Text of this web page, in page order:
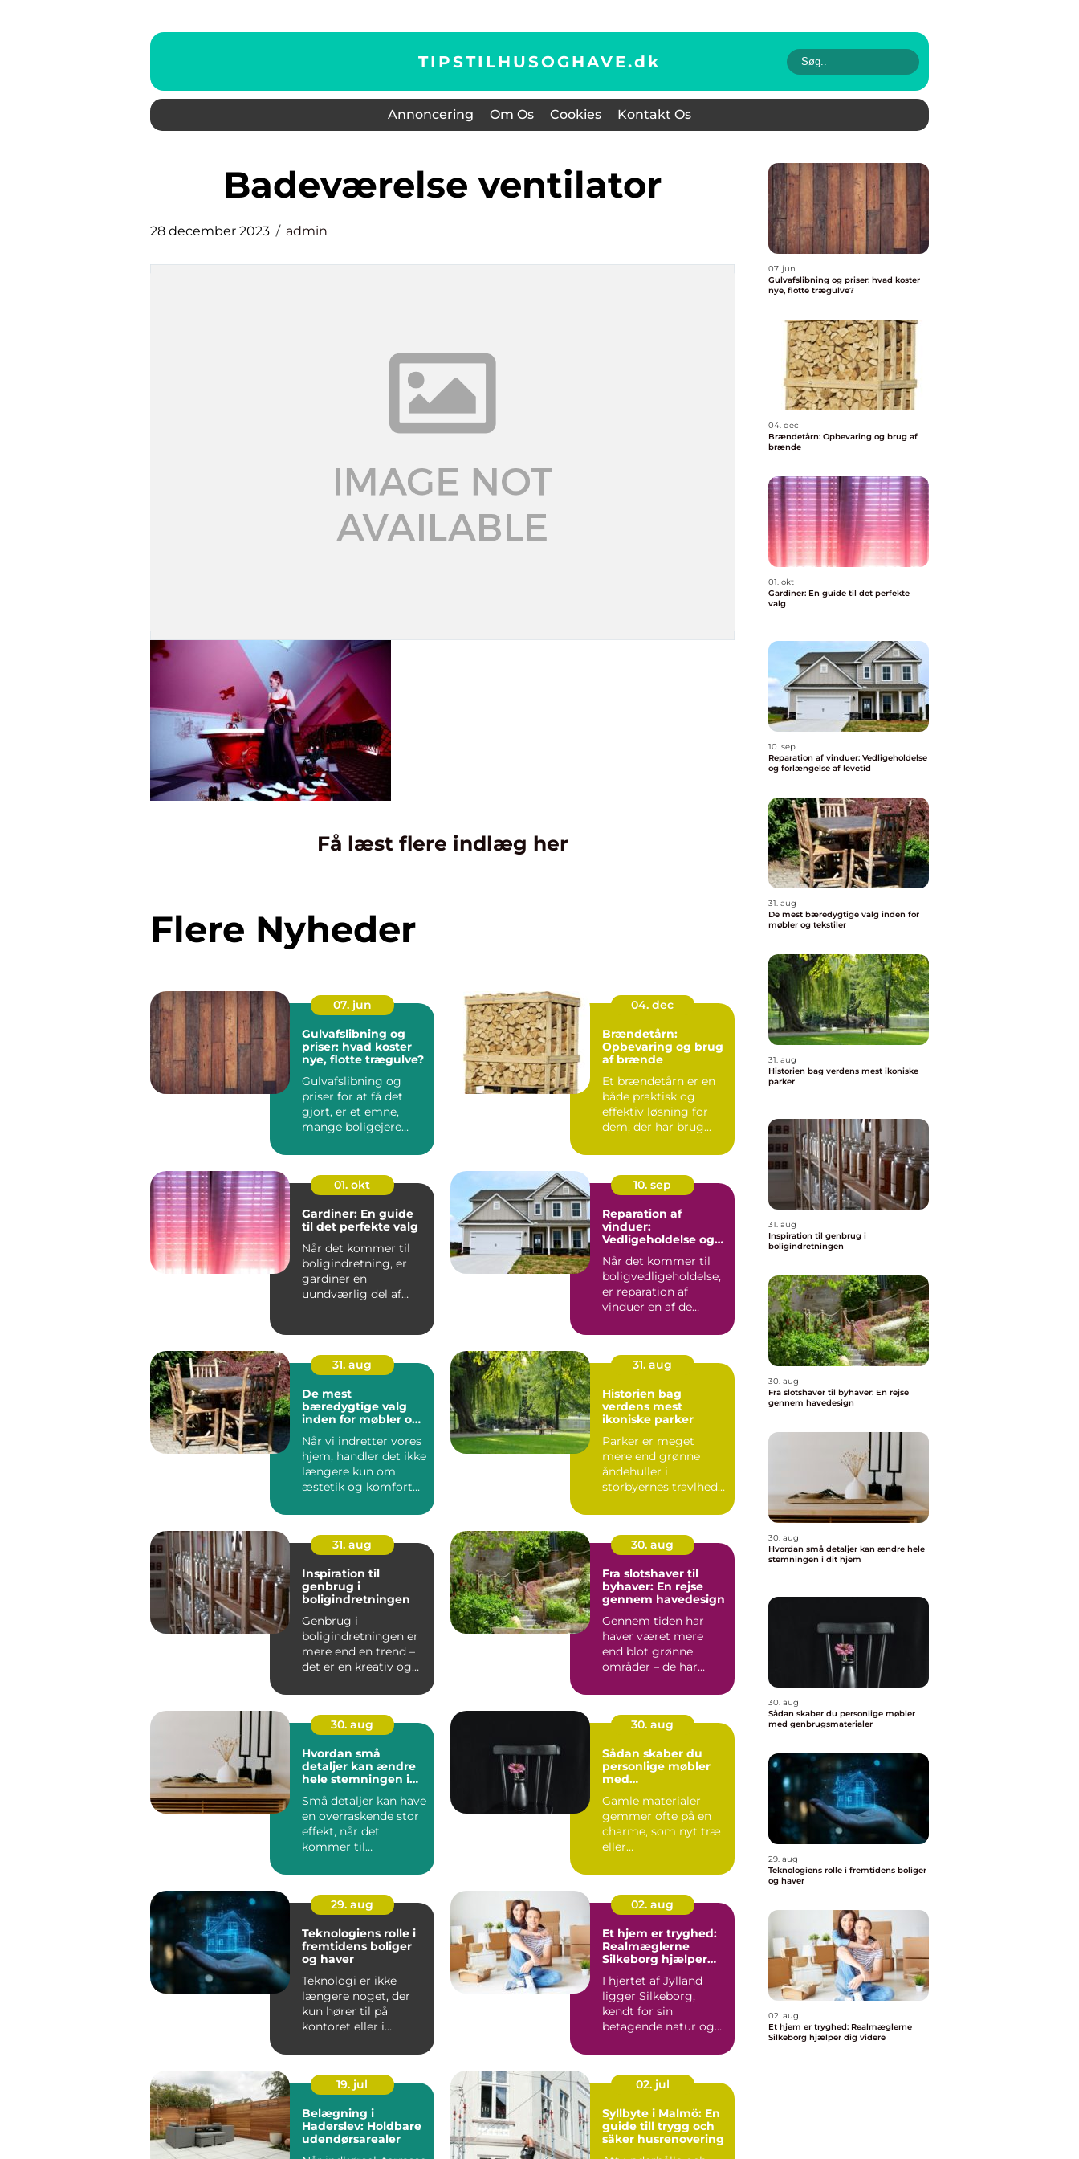
TIPSTILHUSOGHAVE.dk
Annoncering Om Os Cookies Kontakt Os
badeværelse ventilator
28 december 2023 admin
Få læst flere indlæg her
Flere Nyheder
07. jun
Gulvafslibning og
priser: hvad koster
nye, flotte trægulve?
Gulvafslibning og
priser for at få det
gjort, er et emne,
mange boligejere
04. dec
Brændetårn:
Opbevaring og brug
af brænde
Et brændetårn er en
både praktisk og
effektiv løsning for
dem, der har brug...
01. okt
Gardiner: En guide
til det perfekte valg
Når det kommer til
boligindretning, er
gardiner en
uundværlig del af
10. sep
Reparation af
vinduer:
Vedligeholdelse og
levetid
Når det kommer til
boligvedligeholdelse,
er reparation af
vinduer en af de
31. aug
De mest
bæredygtige valg
inden for møbler og
Når vi indretter vores
hjem, handler det ikke
længere kun om
æstetik og komfort
31. aug
Historien bag
verdens mest
ikoniske parker
Parker er meget
mere end grønne
åndehuller i
storbyernes travlhed –
31. aug
Inspiration til
genbrug i
boligindretningen
Genbrug i
boligindretningen er
mere end en trend –
det er en kreativ og
30. aug
Fra slotshaver til
byhaver: En rejse
gennem havedesign
Gennem tiden har
haver været mere
end blot grønne
områder – de har
30. aug
Hvordan små
detaljer kan ændre
hele stemningen i
Små detaljer kan have
en overraskende stor
effekt, når det
kommer til
30. aug
Sådan skaber du
personlige møbler
med
Gamle materialer
gemmer ofte på en
charme, som nyt træ
eller
dele sj...
29. aug
Teknologiens rolle i
fremtidens boliger
og haver
Teknologi er ikke
længere noget, der
kun hører til på
kontoret eller i
02. aug
Et hjem er tryghed:
Realmæglerne
Silkeborg hjælper
I hjertet af Jylland
ligger Silkeborg,
kendt for sin
betagende natur og
Når...
19. jul
Belægning i
Haderslev: Holdbare
udendørsarealer
02. jul
Syllbyte i Malmö: En
guide till trygg och
säker husrenovering
07. jun
Gulvafslibning og priser: hvad koster
nye, flotte trægulve?
04. dec
Brændetårn: Opbevaring og brug af
brænde
01. okt
Gardiner: En guide til det perfekte
valg
10. sep
Reparation af vinduer: Vedligeholdelse
og forlængelse af levetid
31. aug
De mest bæredygtige valg inden for
møbler og tekstiler
31. aug
Historien bag verdens mest ikoniske
parker
31. aug
Inspiration til genbrug i
boligindretningen
30. aug
Fra slotshaver til byhaver: En rejse
gennem havedesign
30. aug
Hvordan små detaljer kan ændre hele
stemningen i dit hjem
30. aug
Sådan skaber du personlige møbler
med genbrugsmaterialer
29. aug
Teknologiens rolle i fremtidens boliger
og haver
02. aug
Et hjem er tryghed: Realmæglerne
Silkeborg hjælper dig videre